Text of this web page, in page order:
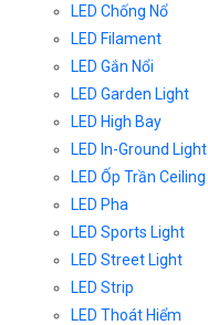
LED Chống Nổ
LED Filament
LED Gắn Nổi
LED Garden Light
LED High Bay
LED In-Ground Light
LED Ốp Trần Ceiling
LED Pha
LED Sports Light
LED Street Light
LED Strip
LED Thoát Hiểm